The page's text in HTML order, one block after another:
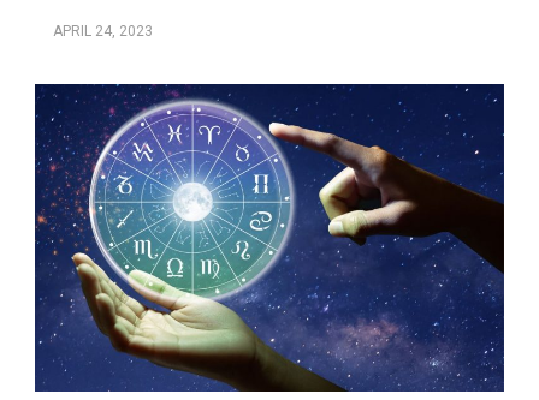
APRIL 24, 2023